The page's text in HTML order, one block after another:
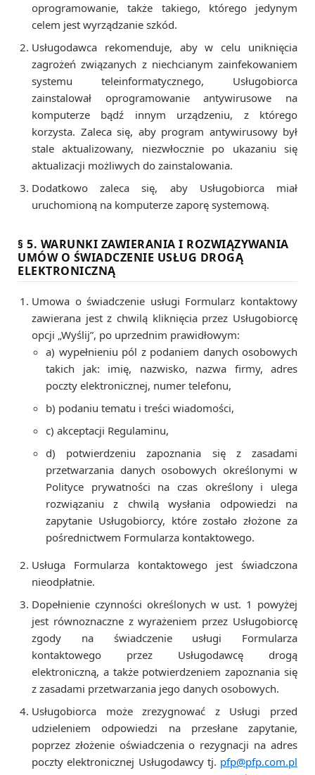
oprogramowanie, także takiego, którego jedynym
celem jest wyrządzanie szkód.
Usługodawca rekomenduje, aby w celu uniknięcia
zagrożeń związanych z niechcianym zainfekowaniem
systemu teleinformatycznego, Usługobiorca
zainstalował oprogramowanie antywirusowe na
komputerze bądź innym urządzeniu, z którego
korzysta. Zaleca się, aby program antywirusowy był
stale aktualizowany, niezwłocznie po ukazaniu się
aktualizacji możliwych do zainstalowania.
Dodatkowo zaleca się, aby Usługobiorca miał
uruchomioną na komputerze zaporę systemową.
§ 5. WARUNKI ZAWIERANIA I ROZWIĄZYWANIA
UMÓW O ŚWIADCZENIE USŁUG DROGĄ
ELEKTRONICZNĄ
Umowa o świadczenie usługi Formularz kontaktowy
zawierana jest z chwilą kliknięcia przez Usługobiorcę
opcji „Wyślij”, po uprzednim prawidłowym:
a) wypełnieniu pól z podaniem danych osobowych
takich jak: imię, nazwisko, nazwa firmy, adres
poczty elektronicznej, numer telefonu,
b) podaniu tematu i treści wiadomości,
c) akceptacji Regulaminu,
d) potwierdzeniu zapoznania się z zasadami
przetwarzania danych osobowych określonymi w
Polityce prywatności na czas określony i ulega
rozwiązaniu z chwilą wysłania odpowiedzi na
zapytanie Usługobiorcy, które zostało złożone za
pośrednictwem Formularza kontaktowego.
Usługa Formularza kontaktowego jest świadczona
nieodpłatnie.
Dopełnienie czynności określonych w ust. 1 powyżej
jest równoznaczne z wyrażeniem przez Usługobiorcę
zgody na świadczenie usługi Formularza
kontaktowego przez Usługodawcę drogą
elektroniczną, a także potwierdzeniem zapoznania się
z zasadami przetwarzania jego danych osobowych.
Usługobiorca może zrezygnować z Usługi przed
udzieleniem odpowiedzi na przesłane zapytanie,
poprzez złożenie oświadczenia o rezygnacji na adres
poczty elektronicznej Usługodawcy tj. pfp@pfp.com.pl